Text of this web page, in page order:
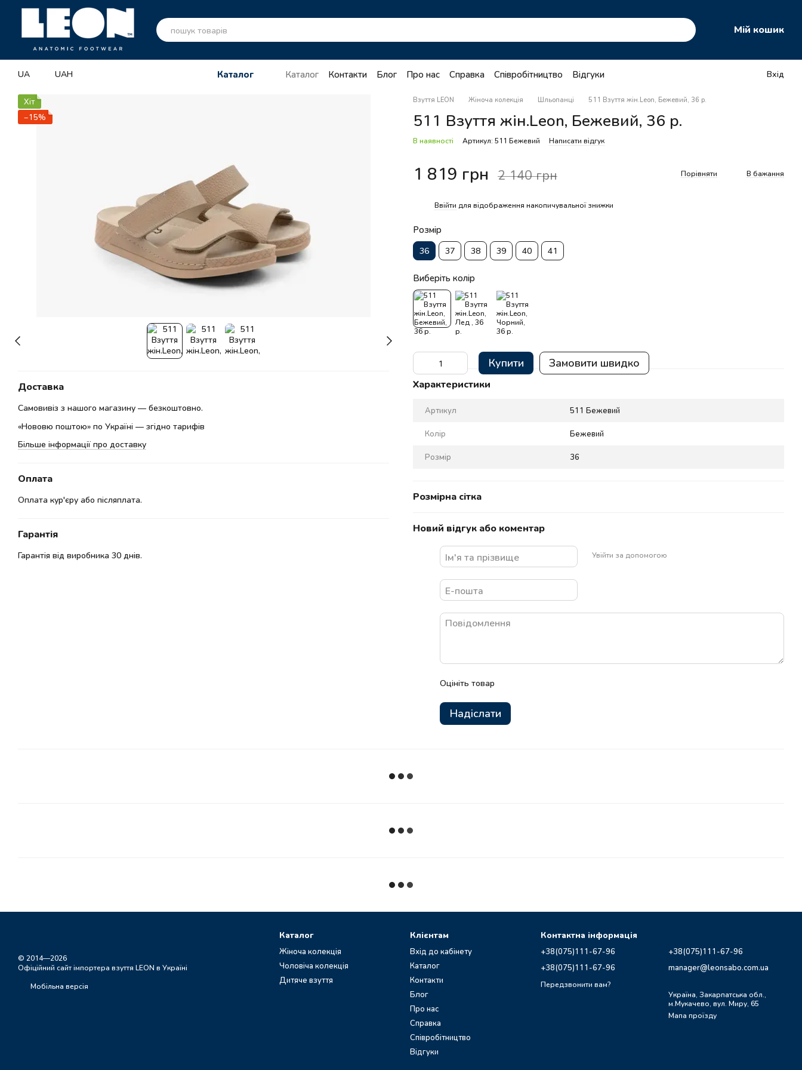
Перейти до основного контенту
Мій кошик
UA UAH Каталог Каталог Контакти Блог Про нас Справка Співробітництво Відгуки Вхід
Хіт
−15%
Доставка
Самовивіз з нашого магазину — безкоштовно.
«Нововю поштою» по Україні — згідно тарифів
Більше інформації про доставку
Оплата
Оплата кур'єру або післяплата.
Гарантія
Гарантія від виробника 30 днів.
Взуття LEON Жіноча колекція Шльопанці 511 Взуття жін.Leon, Бежевий, 36 р.
511 Взуття жін.Leon, Бежевий, 36 р.
В наявності Артикул: 511 Бежевий Написати відгук
1 819 грн 2 140 грн Порівняти В бажання
Ввійти для відображення накопичувальної знижки
Розмір
36 37 38 39 40 41
Виберіть колір
Купити Замовити швидко
Характеристики
Артикул 511 Бежевий
Колір Бежевий
Розмір 36
Розмірна сітка
Новий відгук або коментар
Увійти за допомогою
Оцініть товар
Надіслати
© 2014—2026
Офіційний сайт імпортера взуття LEON в Україні
Мобільна версія
Каталог
Жіноча колекція
Чоловіча колекція
Дитяче взуття
Клієнтам
Вхід до кабінету
Каталог
Контакти
Блог
Про нас
Справка
Співробітництво
Відгуки
Контактна інформація
+38(075)111-67-96
+38(075)111-67-96
Передзвонити вам?
+38(075)111-67-96
manager@leonsabo.com.ua
Україна, Закарпатська обл.,
м.Мукачево, вул. Миру, 65
Мапа проїзду